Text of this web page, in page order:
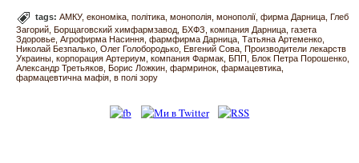
tags:АМКУ економіка політика монополія монополії фирма Дарница
Глеб
Загорий
Борщаговский химфармзавод БХФЗ компания Дарница газета
Здоровье Агрофирма Насиння фармфирма Дарница Татьяна Артеменко
Николай Безпалько Олег Голобородько Евгений Сова
Производители лекарств
Украины корпорация Артериум компания Фармак БПП
Блок Петра Порошенко
Александр Третьяков
Борис Ложкин фармринок фармацевтика
фармацевтична мафія в полі зору